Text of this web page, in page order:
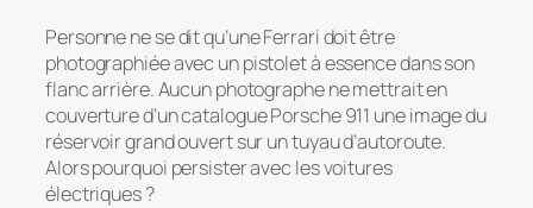
Personne ne se dit qu’une Ferrari doit être
photographiée avec un pistolet à essence dans son
flanc arrière. Aucun photographe ne mettrait en
couverture d’un catalogue Porsche 911 une image du
réservoir grand ouvert sur un tuyau d’autoroute.
Alors pourquoi persister avec les voitures
électriques ?